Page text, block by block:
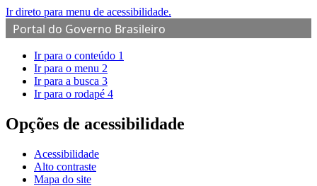
Ir direto para menu de acessibilidade.
Portal do Governo Brasileiro
Ir para o conteúdo 1
Ir para o menu 2
Ir para a busca 3
Ir para o rodapé 4
Opções de acessibilidade
Acessibilidade
Alto contraste
Mapa do site